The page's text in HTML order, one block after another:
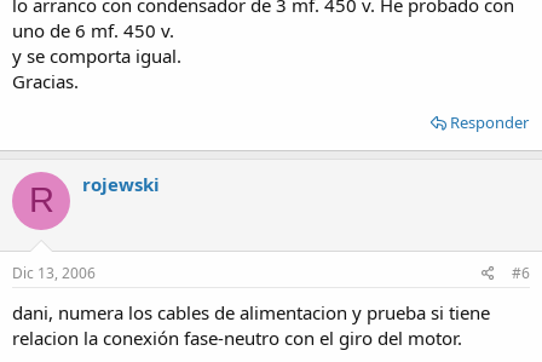
uno de 6 mf. 450 v.
y se comporta igual.
Gracias.
Responder
R rojewski
Dic 13, 2006 #6
dani, numera los cables de alimentacion y prueba si tiene
relacion la conexión fase-neutro con el giro del motor.